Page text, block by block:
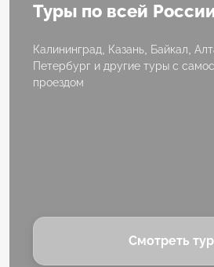
Туры по всей
Калининград, Казань, Байкал,
Петербург и другие туры с
проездом
Смотреть